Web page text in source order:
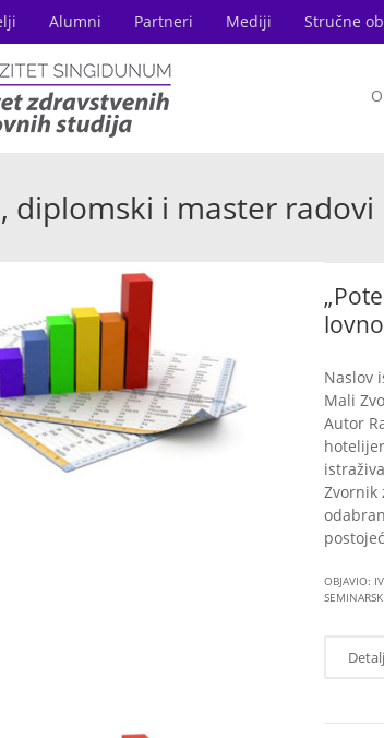
Alumni Partneri Mediji Stručne
diplomski i master radovi
Naslov
Mali
Autor
Zvornik
OBJAVIO: